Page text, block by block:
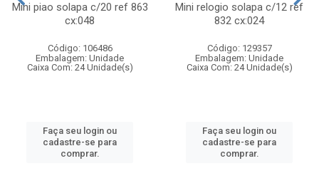
Mini piao solapa c/20 ref 863
cx:048
Código: 106486
Embalagem: Unidade
Caixa Com: 24 Unidade(s)
Faça seu login ou
cadastre-se para
comprar.
Mini relogio solapa c/12 ref
832 cx:024
Código: 129357
Embalagem: Unidade
Caixa Com: 24 Unidade(s)
Faça seu login ou
cadastre-se para
comprar.